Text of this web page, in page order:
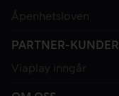
Åpenhetsloven
PARTNER-KUNDER
Viaplay inngår